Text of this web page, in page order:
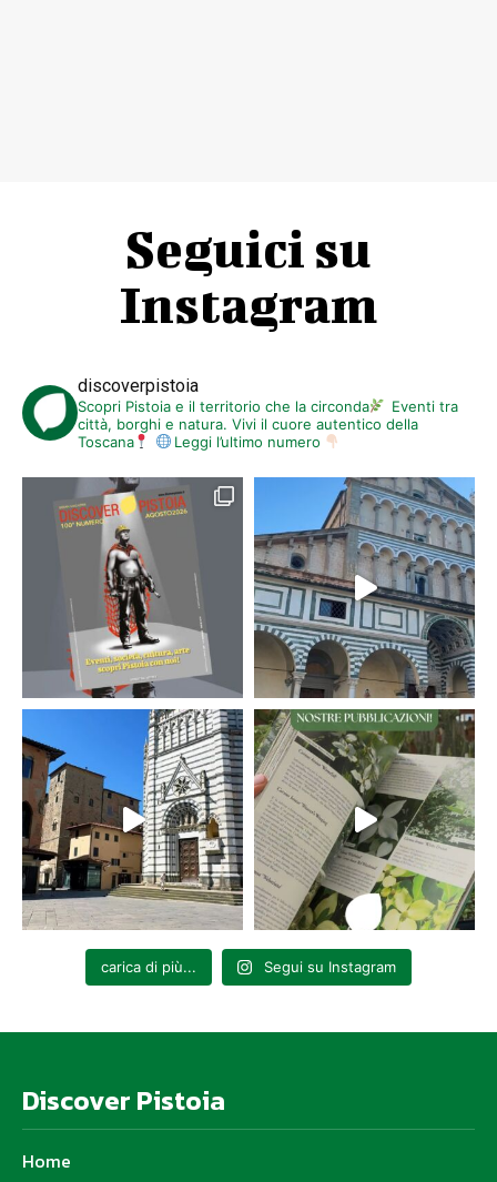
Seguici su
Instagram
discoverpistoia
Scopri Pistoia e il territorio che la circonda
Eventi tra
città, borghi e natura. Vivi il cuore autentico della
Toscana
Leggi l’ultimo numero
carica di più... Segui su Instagram
Discover Pistoia
Home